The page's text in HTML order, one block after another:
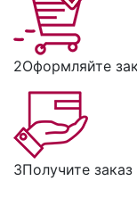
2Оформляйте
3Получите заказ